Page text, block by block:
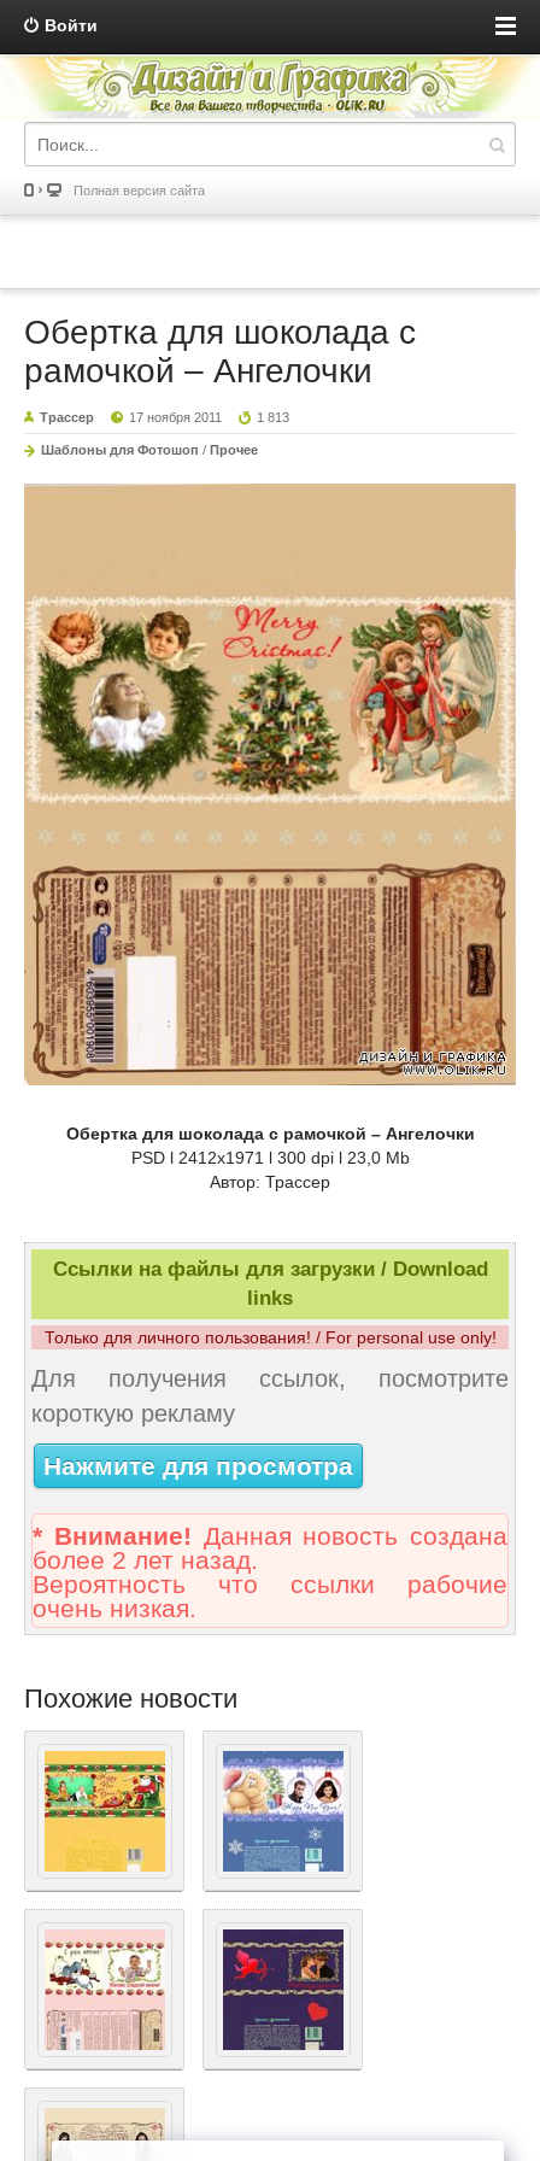
Войти
Полная версия сайта
Обертка для шоколада с
рамочкой – Ангелочки
Трассер 17 ноября 2011 1 813
Шаблоны для Фотошоп / Прочее
Обертка для шоколада с рамочкой – Ангелочки
PSD l 2412x1971 l 300 dpi l 23,0 Mb
Автор: Трассер
Ссылки на файлы для загрузки / Download
links
Только для личного пользования! / For personal use only!
Для получения ссылок, посмотрите
короткую рекламу
Нажмите для просмотра
* Внимание! Данная новость создана
более 2 лет назад.
Вероятность что ссылки рабочие
очень низкая.
Похожие новости